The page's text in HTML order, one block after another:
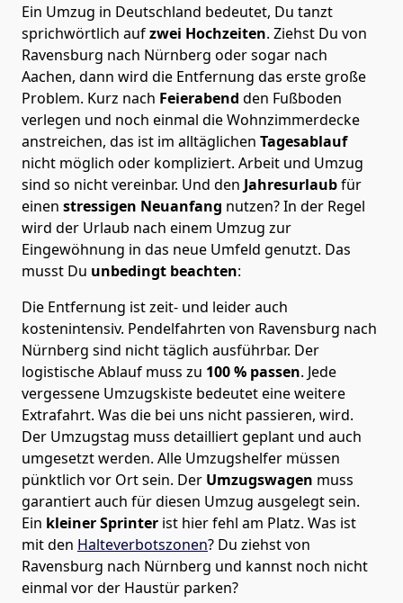
Ein Umzug in Deutschland bedeutet, Du tanzt
sprichwörtlich aufzwei Hochzeiten. Ziehst Du von
Ravensburg nach Nürnberg oder sogar nach
Aachen, dann wird die Entfernung das erste große
Problem. Kurz nach Feierabend den Fußboden
verlegen und noch einmal die Wohnzimmerdecke
anstreichen, das ist im alltäglichen Tagesablauf
nicht möglich oder kompliziert. Arbeit und Umzug
sind so nicht vereinbar. Und den Jahresurlaubfür
einen stressigen Neuanfang nutzen? In der Regel
wird der Urlaub nach einem Umzug zur
Eingewöhnung in das neue Umfeld genutzt. Das
musst Du unbedingt beachten:
Die Entfernung ist zeit- und leider auch
kostenintensiv. Pendelfahrten von Ravensburg nach
Nürnberg sind nicht täglich ausführbar. Der
logistische Ablauf muss zu 100 % passen. Jede
vergessene Umzugskiste bedeutet eine weitere
Extrafahrt. Was die bei uns nicht passieren, wird.
Der Umzugstag muss detailliert geplant und auch
umgesetzt werden. Alle Umzugshelfer müssen
pünktlich vor Ort sein. Der Umzugswagen muss
garantiert auch für diesen Umzug ausgelegt sein.
Ein kleiner Sprinter ist hier fehl am Platz. Was ist
mit den Halteverbotszonen? Du ziehst von
Ravensburg nach Nürnberg und kannst noch nicht
einmal vor der Haustür parken?